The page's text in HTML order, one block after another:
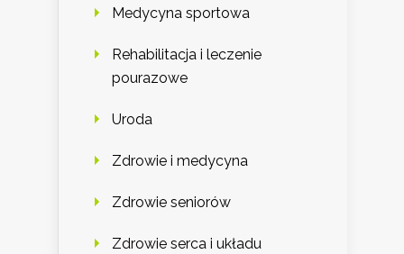
Medycyna sportowa
Rehabilitacja i leczenie
pourazowe
Uroda
Zdrowie i medycyna
Zdrowie seniorów
Zdrowie serca i układu